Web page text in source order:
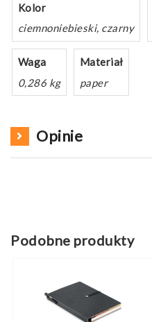
Kolor
ciemnoniebieski, czarny
Waga
0,286 kg
Materiał
paper
Opinie
Podobne produkty